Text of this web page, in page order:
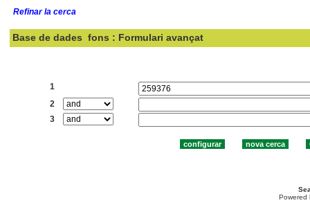
Refinar la cerca
Base de dades fons : Formulari avançat
1
2
3